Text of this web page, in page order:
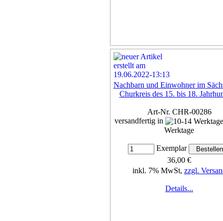
Nachbarn und Einwohner im
Churkreis des 15. bis 18.
Art-Nr. CHR-00286
versandfertig in
Werktage
Exemplar
36,00 €
inkl. 7% MwSt, zzgl.
Details...